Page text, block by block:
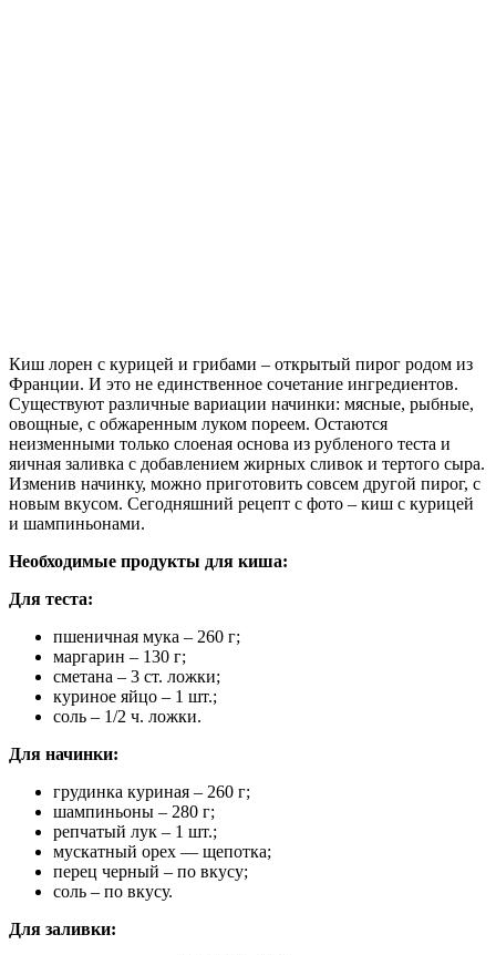
Киш лорен с курицей и грибами – открытый пирог родом из
Франции. И это не единственное сочетание ингредиентов.
Существуют различные вариации начинки: мясные, рыбные,
овощные, с обжаренным луком пореем. Остаются
неизменными только слоеная основа из рубленого теста и
яичная заливка с добавлением жирных сливок и тертого сыра.
Изменив начинку, можно приготовить совсем другой пирог, с
новым вкусом. Сегодняшний рецепт с фото – киш с курицей
и шампиньонами.
Необходимые продукты для киша:
Для теста:
пшеничная мука – 260 г;
маргарин – 130 г;
сметана – 3 ст. ложки;
куриное яйцо – 1 шт.;
соль – 1/2 ч. ложки.
Для начинки:
грудинка куриная – 260 г;
шампиньоны – 280 г;
репчатый лук – 1 шт.;
мускатный орех — щепотка;
перец черный – по вкусу;
соль – по вкусу.
Для заливки: